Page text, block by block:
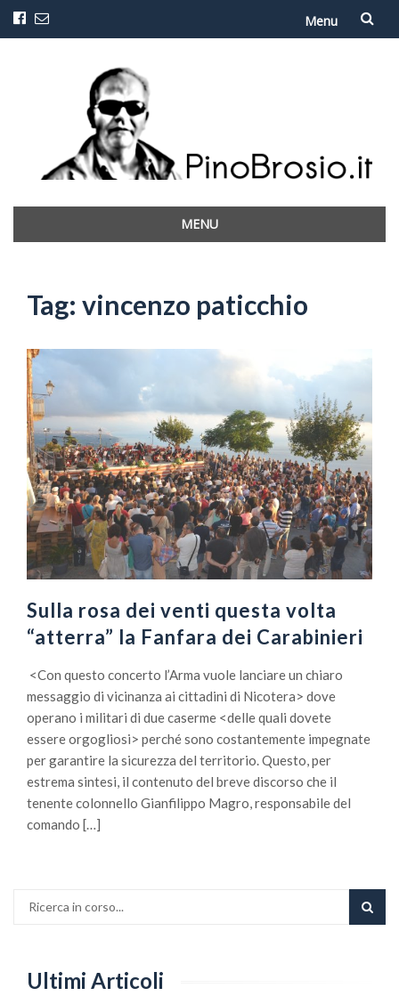
Menu
contenuto
MENU
Tag: vincenzo paticchio
Sulla rosa dei venti questa volta
“atterra” la Fanfara dei Carabinieri
<Con questo concerto l’Arma vuole lanciare un chiaro
messaggio di vicinanza ai cittadini di Nicotera> dove
operano i militari di due caserme <delle quali dovete
essere orgogliosi> perché sono costantemente impegnate
per garantire la sicurezza del territorio. Questo, per
estrema sintesi, il contenuto del breve discorso che il
tenente colonnello Gianfilippo Magro, responsabile del
comando […]
Ultimi Articoli